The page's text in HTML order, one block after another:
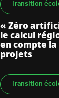
Transition
« Zéro
le calcul
en compte la
projets
Transition